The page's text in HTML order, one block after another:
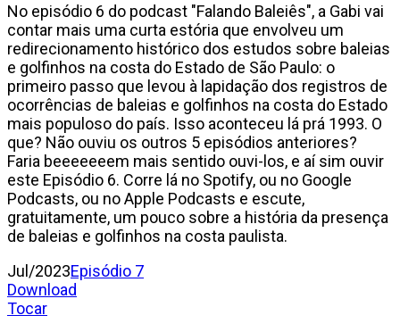
No episódio 6 do podcast "Falando Baleiês", a Gabi vai
contar mais uma curta estória que envolveu um
redirecionamento histórico dos estudos sobre baleias
e golfinhos na costa do Estado de São Paulo: o
primeiro passo que levou à lapidação dos registros de
ocorrências de baleias e golfinhos na costa do Estado
mais populoso do país. Isso aconteceu lá prá 1993. O
que? Não ouviu os outros 5 episódios anteriores?
Faria beeeeeeem mais sentido ouvi-los, e aí sim ouvir
este Episódio 6. Corre lá no Spotify, ou no Google
Podcasts, ou no Apple Podcasts e escute,
gratuitamente, um pouco sobre a história da presença
de baleias e golfinhos na costa paulista.
Jul/2023Episódio 7
Download
Tocar